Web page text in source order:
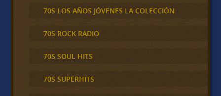
70S LOS AÑOS JÓVENES LA COLECCIÓN
70S ROCK RADIO
70S SOUL HITS
70S SUPERHITS